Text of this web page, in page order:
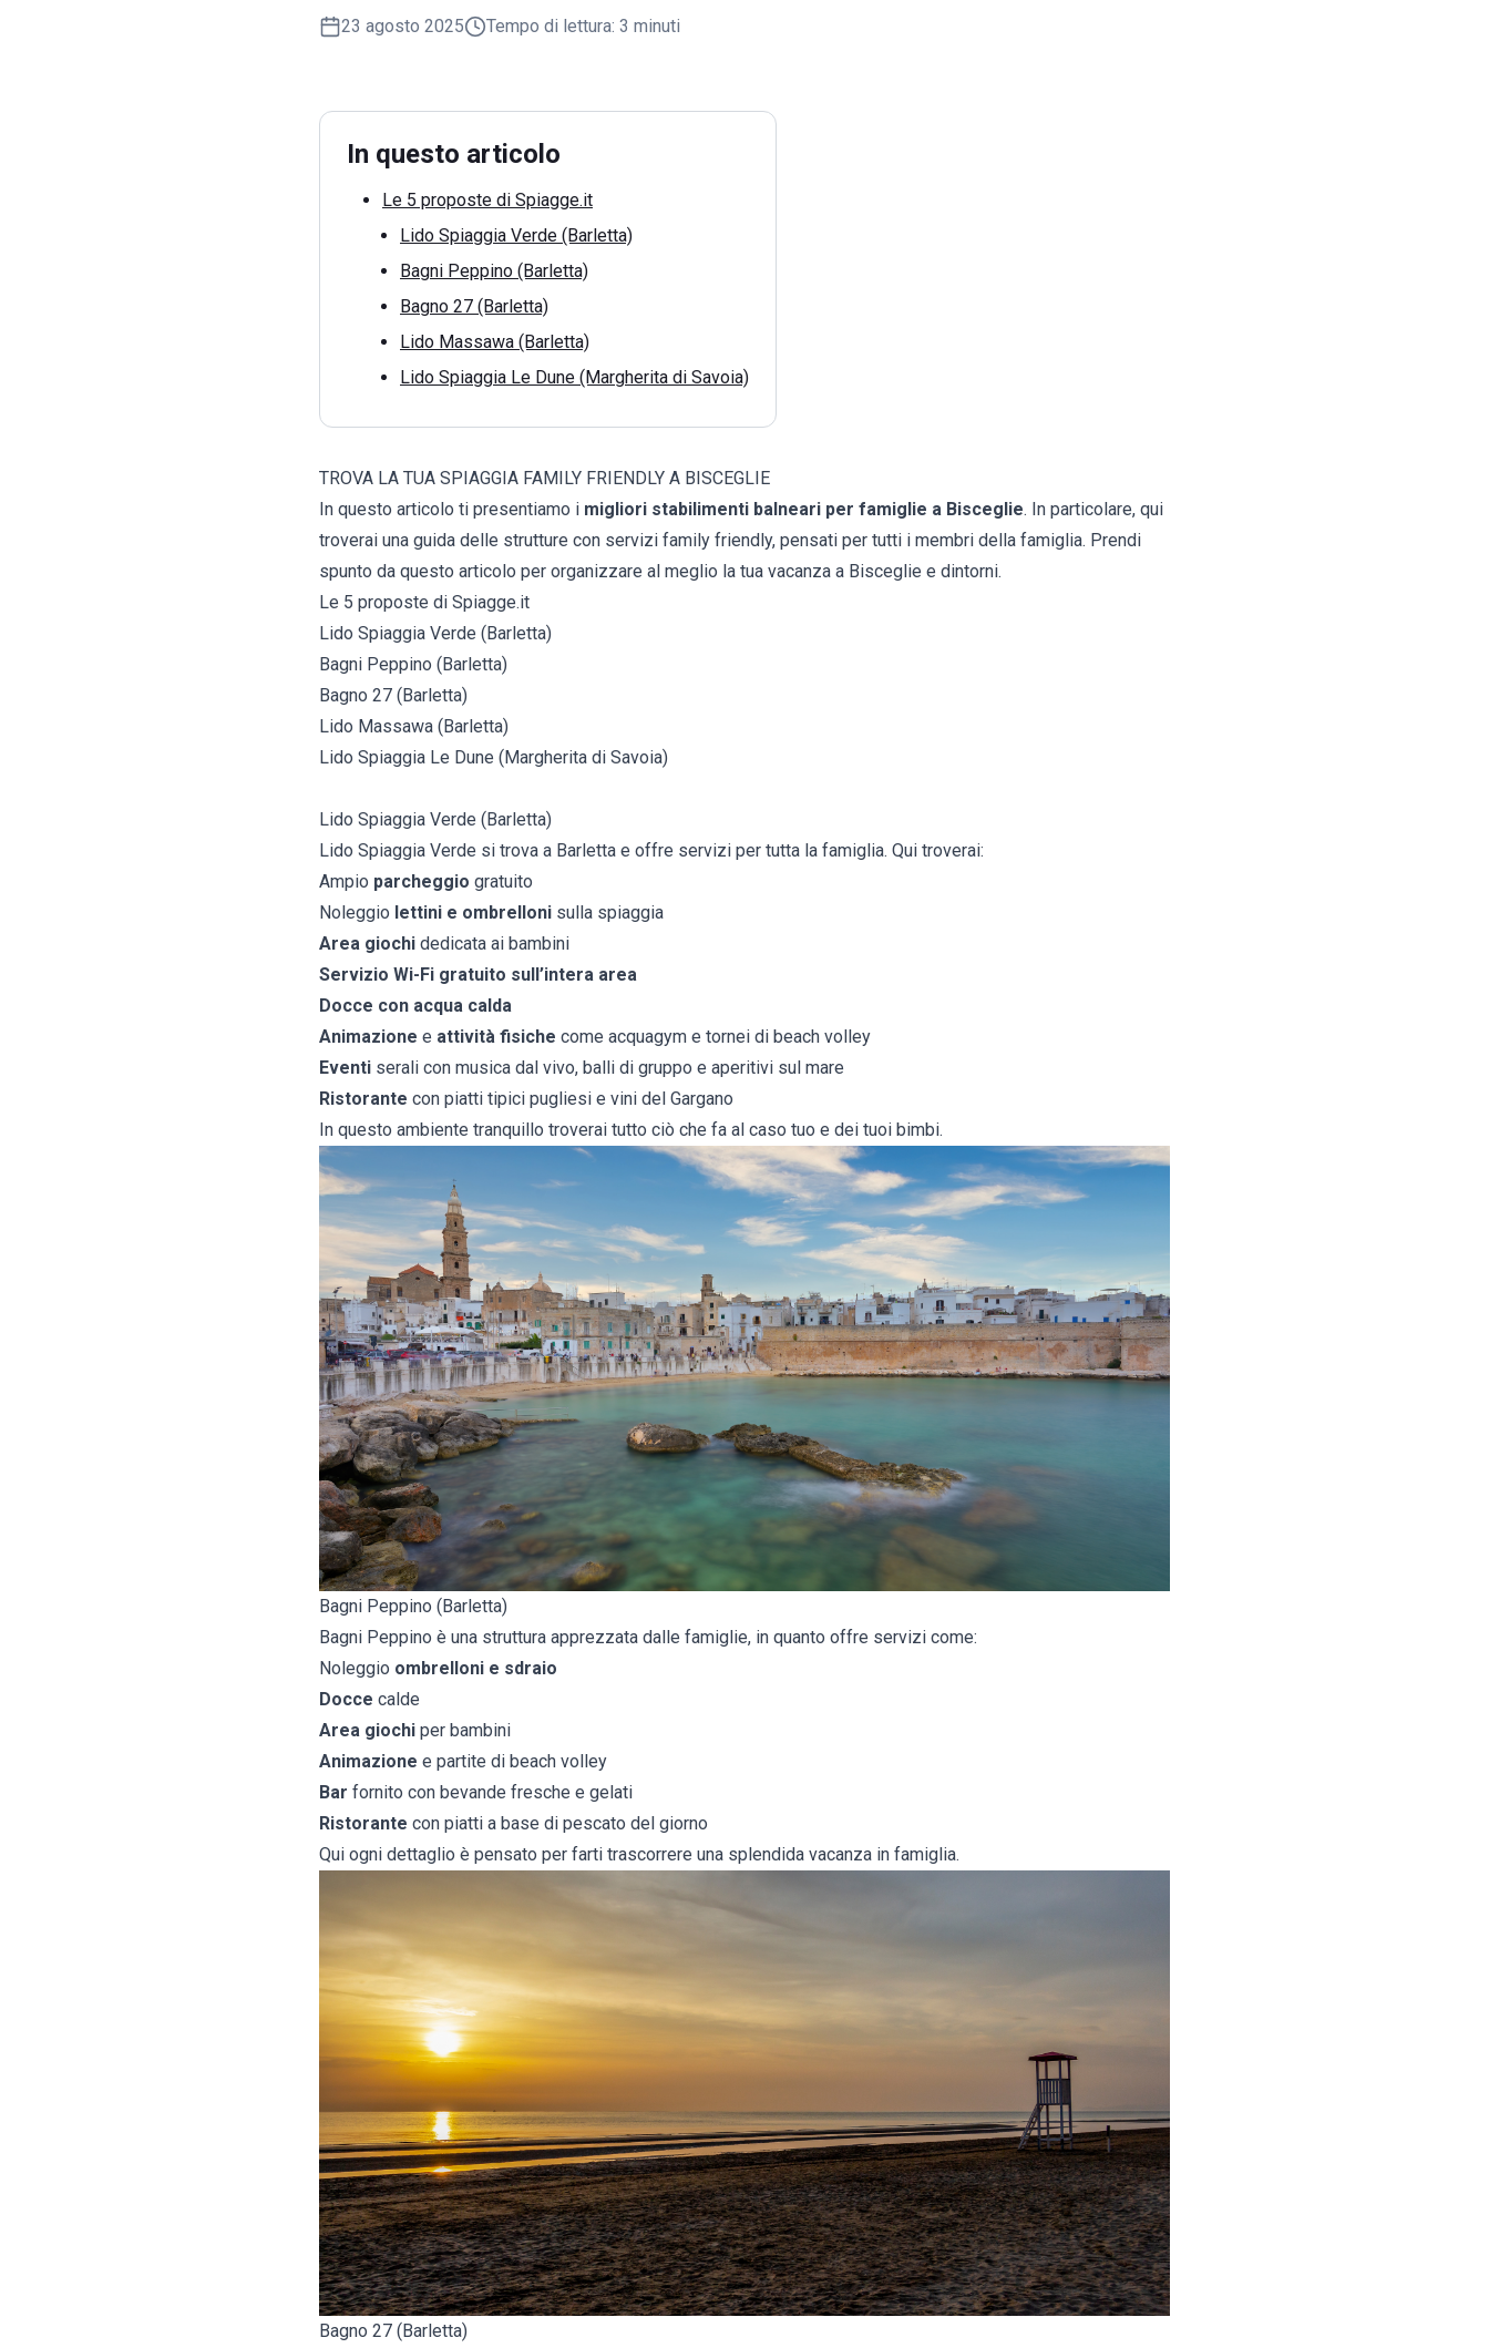
23 agosto 2025 Tempo di lettura: 3 minuti
In questo articolo
Le 5 proposte di Spiagge.it
Lido Spiaggia Verde (Barletta)
Bagni Peppino (Barletta)
Bagno 27 (Barletta)
Lido Massawa (Barletta)
Lido Spiaggia Le Dune (Margherita di Savoia)
TROVA LA TUA SPIAGGIA FAMILY FRIENDLY A BISCEGLIE
In questo articolo ti presentiamo i migliori stabilimenti balneari per famiglie a Bisceglie. In particolare, qui
troverai una guida delle strutture con servizi family friendly, pensati per tutti i membri della famiglia. Prendi
spunto da questo articolo per organizzare al meglio la tua vacanza a Bisceglie e dintorni.
Le 5 proposte di Spiagge.it
Lido Spiaggia Verde (Barletta)
Bagni Peppino (Barletta)
Bagno 27 (Barletta)
Lido Massawa (Barletta)
Lido Spiaggia Le Dune (Margherita di Savoia)
Lido Spiaggia Verde (Barletta)
Lido Spiaggia Verde si trova a Barletta e offre servizi per tutta la famiglia. Qui troverai:
Ampio parcheggio gratuito
Noleggio lettini e ombrelloni sulla spiaggia
Area giochi dedicata ai bambini
Servizio Wi-Fi gratuito sull’intera area
Docce con acqua calda
Animazione e attività fisiche come acquagym e tornei di beach volley
Eventi serali con musica dal vivo, balli di gruppo e aperitivi sul mare
Ristorante con piatti tipici pugliesi e vini del Gargano
In questo ambiente tranquillo troverai tutto ciò che fa al caso tuo e dei tuoi bimbi.
Bagni Peppino (Barletta)
Bagni Peppino è una struttura apprezzata dalle famiglie, in quanto offre servizi come:
Noleggio ombrelloni e sdraio
Docce calde
Area giochi per bambini
Animazione e partite di beach volley
Bar fornito con bevande fresche e gelati
Ristorante con piatti a base di pescato del giorno
Qui ogni dettaglio è pensato per farti trascorrere una splendida vacanza in famiglia.
Bagno 27 (Barletta)